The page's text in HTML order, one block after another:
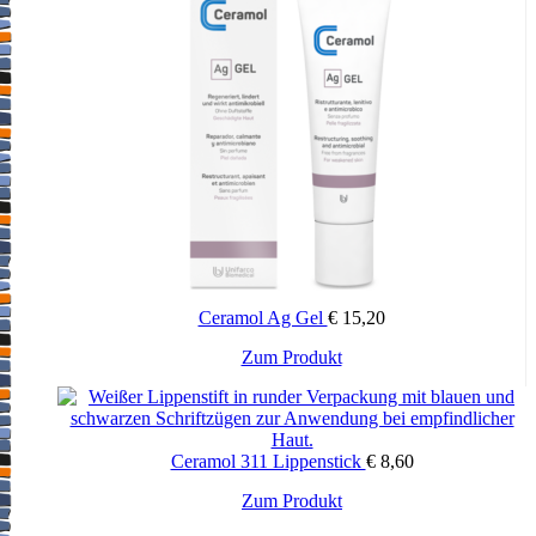
Es besteht erhöhte Rutschgefahr durch den Ölfilm auf der Haut und
den Ölfilm in Wannen und Duschen. Die Badewanne, Duschtasse,
gegebenenfalls auch die Kinderbadewanne, ist nach jedem Bad
sofort mit einem herkömmlichen Haushaltsspülmittel zu reinigen
und danach mit heißem Wasser auszuspülen.
Nach dem Baden oder Duschen ist die Haut nur leicht mit einem
Handtuch abzutupfen. Starkes Abtrocknen und Abrubbeln
vermindern die Wirkung der Behandlung.
Bei Fortbestand der Beschwerden, oder wenn der erwartete Erfolg
durch die Anwendung nicht eintritt, ist ehestens eine ärztliche
Beratung erforderlich.
Bitte bewahren Sie Ihre Arzneimittel für Kinder unerreichbar auf.
Was müssen Sie beachten, wenn Sie gleichzeitig
andere Mittel anwenden?
Der zusätzliche Gebrauch von Seifen oder Syndets (seifenfreie
Hautreinigungsmitt) hebt die Wirkung von Balneum Hermal-
Badezusatz auf.
Ceramol Ag Gel €15,20
Zum Produkt
Ceramol 311 Lippenstick €8,60
Zum Produkt